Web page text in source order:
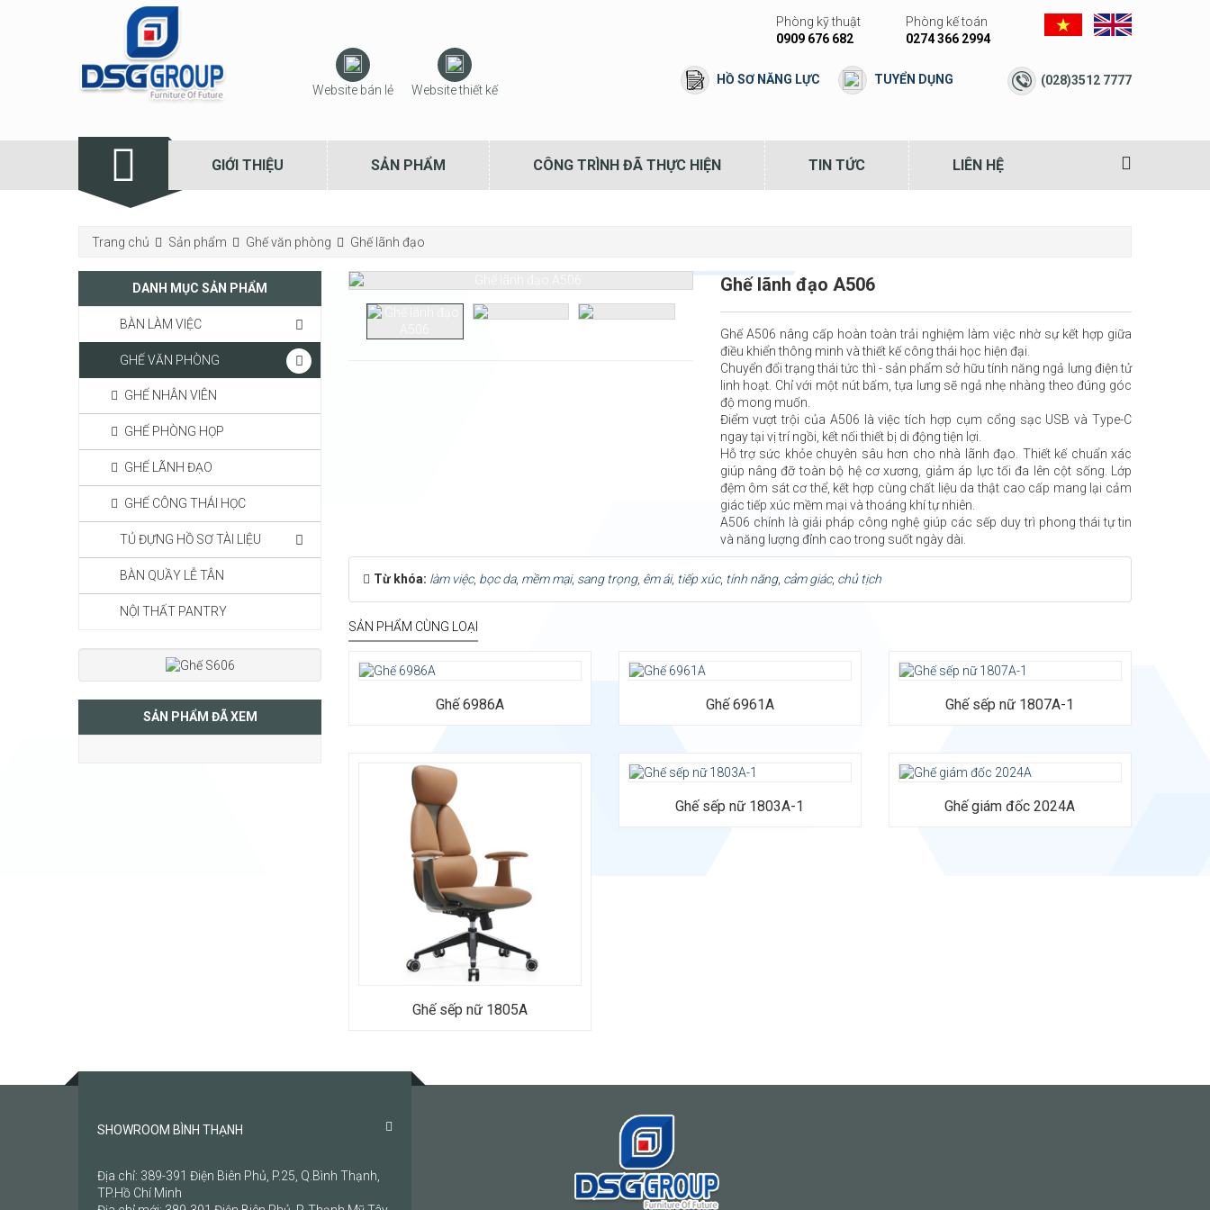
Phòng kỹ thuật
0909 676 682
Phòng kế toán
0274 366 2994
(028)3512 7777
HỒ SƠ NĂNG LỰC TUYỂN DỤNG
Website bán lẻ Website thiết kế
GIỚI THIỆU SẢN PHẨM CÔNG TRÌNH ĐÃ THỰC HIỆN TIN TỨC LIÊN HỆ
Trang chủ Sản phẩm Ghế văn phòng Ghế lãnh đạo
Ghế lãnh đạo A506
Ghế A506 nâng cấp hoàn toàn trải nghiệm làm việc nhờ sự kết hợp giữa
điều khiển thông minh và thiết kế công thái học hiện đại.
Chuyển đổi trạng thái tức thì - sản phẩm sở hữu tính năng ngả lưng điện tử
linh hoạt. Chỉ với một nút bấm, tựa lưng sẽ ngả nhẹ nhàng theo đúng góc
độ mong muốn.
Điểm vượt trội của A506 là việc tích hợp cụm cổng sạc USB và Type-C
ngay tại vị trí ngồi, kết nối thiết bị di động tiện lợi.
Hỗ trợ sức khỏe chuyên sâu hơn cho nhà lãnh đạo. Thiết kế chuẩn xác
giúp nâng đỡ toàn bộ hệ cơ xương, giảm áp lực tối đa lên cột sống. Lớp
đệm ôm sát cơ thể, kết hợp cùng chất liệu da thật cao cấp mang lại cảm
giác tiếp xúc mềm mại và thoáng khí tự nhiên.
A506 chính là giải pháp công nghệ giúp các sếp duy trì phong thái tự tin
và năng lượng đỉnh cao trong suốt ngày dài.
Từ khóa: làm việc, bọc da, mềm mại, sang trọng, êm ái, tiếp xúc, tính năng, cảm giác, chủ tịch
SẢN PHẨM CÙNG LOẠI
Ghế 6986A Ghế 6961A
Chất liệu: Da nhân tạo, đệm tựa cốt ván
dày 18mm uốn cong, đệm mút định
hình bọt xốp đúc liền khối da PU. Chân
1240 (mm)
Ghế sếp nữ 1807A-1
Chất liệu: Da nhân tạo, đệm mút bọc PU,
chân ghế hợp kim nhôm cao cấp
Kích thước: Rộng 750 x Sâu 660 x Cao
1230 (mm)
Bảo hành: 12 tháng.
Ghế sếp nữ 1805A
Ghế sếp nữ 1803A-1 Ghế giám đốc 2024A
DANH MỤC SẢN PHẨM
BÀN LÀM VIỆC
GHẾ VĂN PHÒNG
GHẾ NHÂN VIÊN
GHẾ PHÒNG HỌP
GHẾ LÃNH ĐẠO
GHẾ CÔNG THÁI HỌC
TỦ ĐỰNG HỒ SƠ TÀI LIỆU
BÀN QUẦY LỄ TÂN
NỘI THẤT PANTRY
SẢN PHẨM ĐÃ XEM
SHOWROOM BÌNH THẠNH
Địa chỉ: 389-391 Điện Biên Phủ, P.25, Q.Bình Thạnh,
TP.Hồ Chí Minh